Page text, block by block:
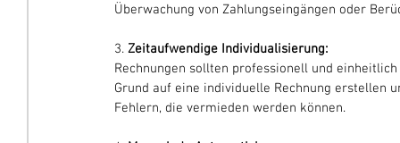
Überwachung von Zahlungseingängen oder
3. Zeitaufwendige Individualisierung:
Rechnungen sollten professionell und
Grund auf eine individuelle Rechnung erstellen
Fehlern, die vermieden werden können.